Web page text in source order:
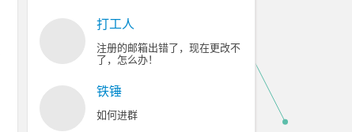
打工人
注册的邮箱出错了，现在更改不
了，怎么办！
铁锤
如何进群